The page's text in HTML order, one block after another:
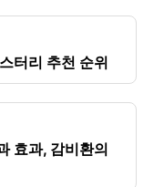
터리 추천 순위
효과, 감비환의